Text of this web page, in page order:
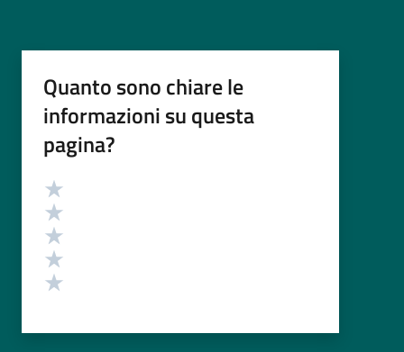
Quanto sono chiare le
informazioni su questa
pagina?
Valutazione